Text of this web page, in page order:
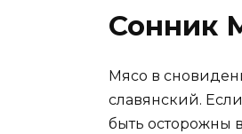
Сонник
Мясо в
славянский.
быть осторожны